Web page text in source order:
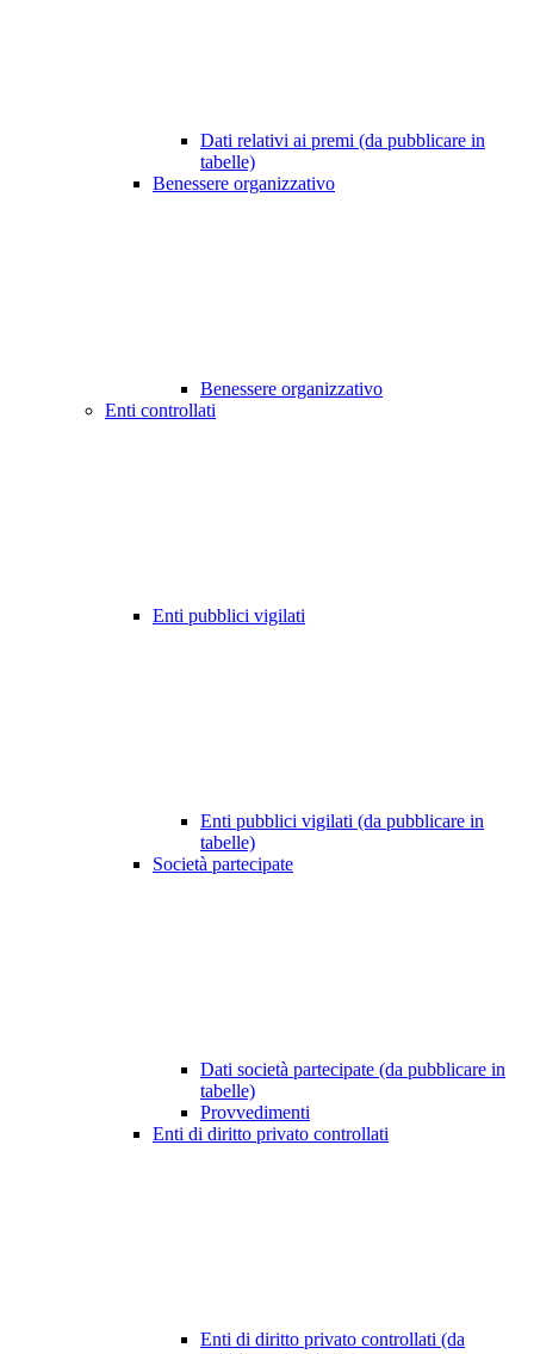
Dati relativi ai premi (da pubblicare in
tabelle)
Benessere organizzativo
Benessere organizzativo
Enti controllati
Enti pubblici vigilati
Enti pubblici vigilati (da pubblicare in
tabelle)
Società partecipate
Dati società partecipate (da pubblicare in
tabelle)
Provvedimenti
Enti di diritto privato controllati
Enti di diritto privato controllati (da